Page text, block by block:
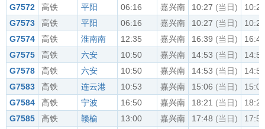
G7572
高铁 平阳 06:16 嘉兴南 10:27 (当日)
10:29
G7573
高铁 平阳 06:16 嘉兴南 10:27 (当日)
10:29
G7574
高铁 淮南南 12:35 嘉兴南 16:39 (当日)
16:41
G7575
高铁 六安 10:50 嘉兴南 14:53 (当日)
14:55
G7578
高铁 六安 10:50 嘉兴南 14:53 (当日)
14:55
G7583
高铁 连云港 10:53 嘉兴南 15:06 (当日)
15:08
G7584
高铁 宁波 16:50 嘉兴南 18:21 (当日)
18:23
G7585
高铁 赣榆 13:00 嘉兴南 17:48 (当日)
17:50